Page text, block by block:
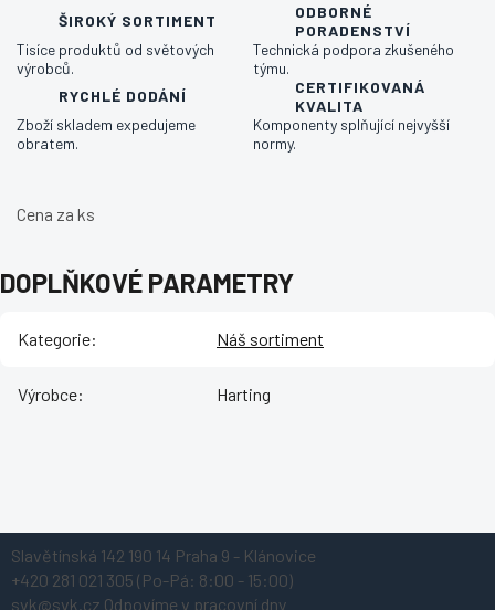
ŠIROKÝ SORTIMENT
Tisíce produktů od světových
výrobců.
ODBORNÉ
PORADENSTVÍ
Technická podpora zkušeného
týmu.
RYCHLÉ DODÁNÍ
Zboží skladem expedujeme
obratem.
CERTIFIKOVANÁ
KVALITA
Komponenty splňující nejvyšší
normy.
Cena za ks
DOPLŇKOVÉ PARAMETRY
Kategorie: Náš sortiment
Výrobce: Harting
Slavětínská 142 190 14 Praha 9 - Klánovice
+420 281 021 305 (Po-Pá: 8:00 - 15:00)
svk@svk.cz Odpovíme v pracovní dny